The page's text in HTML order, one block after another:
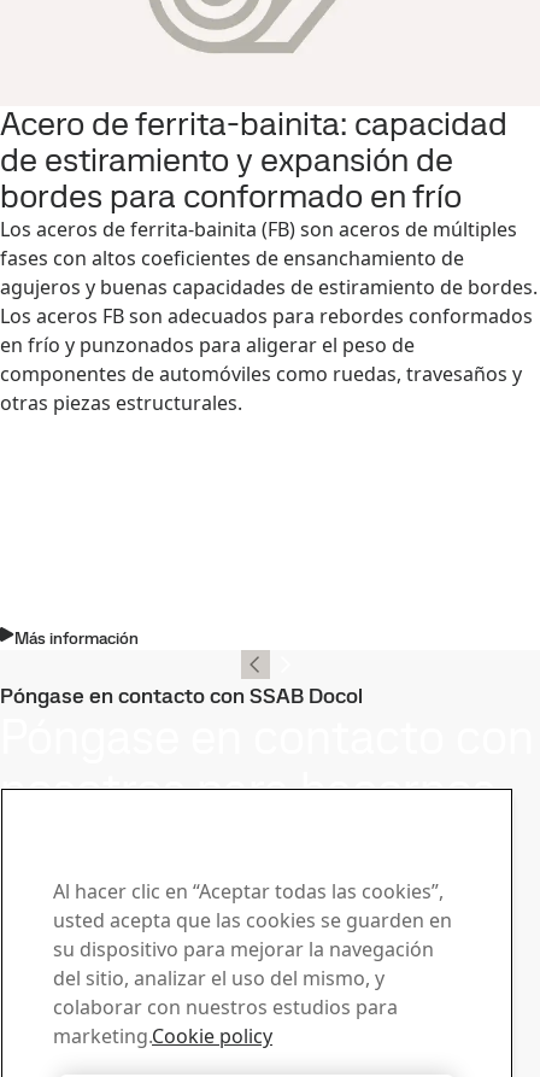
Acero de ferrita-bainita: capacidad
de estiramiento y expansión de
bordes para conformado en frío
Los aceros de ferrita-bainita (FB) son aceros de múltiples
fases con altos coeficientes de ensanchamiento de
agujeros y buenas capacidades de estiramiento de bordes.
Los aceros FB son adecuados para rebordes conformados
en frío y punzonados para aligerar el peso de
componentes de automóviles como ruedas, travesaños y
otras piezas estructurales.
Más información
Póngase en contacto con SSAB Docol
nosotros para hacernos
solicitudes
Centro de descargas
Buscador y descarga de folletos, certificados y otros
materiales de SSAB.
Descargas
Al hacer clic en “Aceptar todas las cookies”,
usted acepta que las cookies se guarden en
su dispositivo para mejorar la navegación
del sitio, analizar el uso del mismo, y
colaborar con nuestros estudios para
marketing.Cookie policy